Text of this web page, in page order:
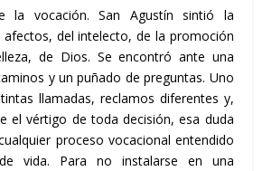
la vocación. San Agustín sintió la
del intelecto, de la promoción
de Dios. Se encontró ante una
y un puñado de preguntas. Uno
llamadas, reclamos diferentes y,
el vértigo de toda decisión, esa duda
proceso vocacional entendido
vida. Para no instalarse en una